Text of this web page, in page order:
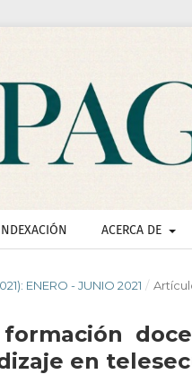
ACERCA DE
ENERO - JUNIO 2021 /
en